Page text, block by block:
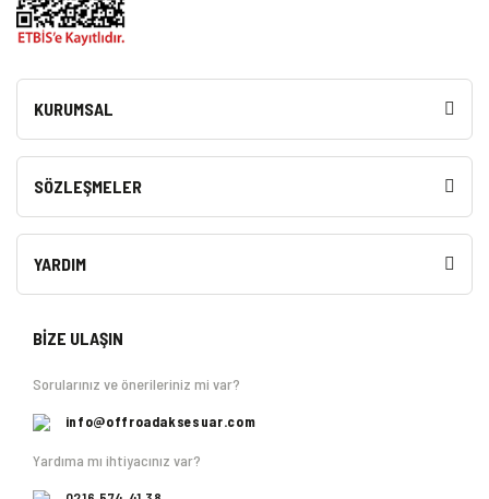
KURUMSAL
SÖZLEŞMELER
YARDIM
BİZE ULAŞIN
Sorularınız ve önerileriniz mi var?
info@offroadaksesuar.com
Yardıma mı ihtiyacınız var?